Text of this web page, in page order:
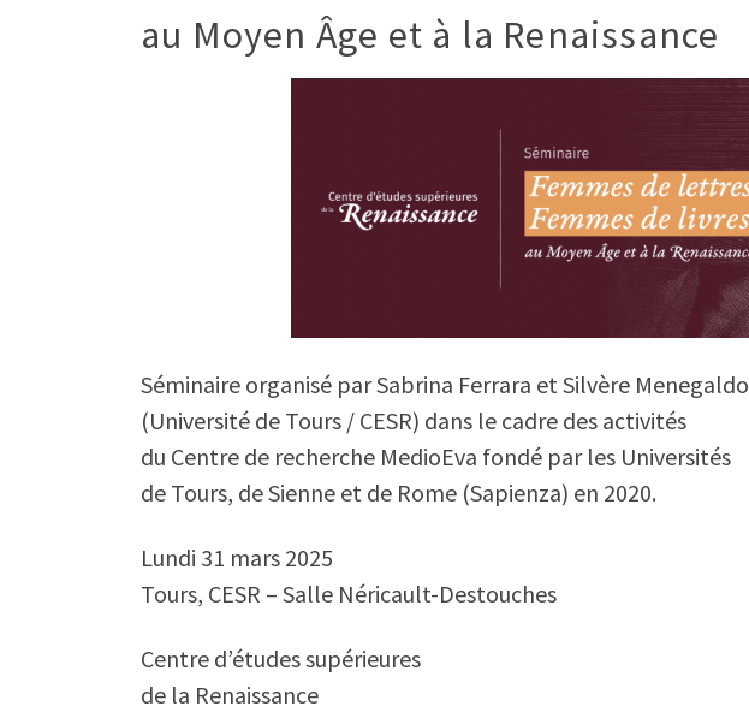
au Moyen Âge et à la Renaissance
Séminaire organisé par Sabrina Ferrara et Silvère Menegaldo
(Université de Tours / CESR) dans le cadre des activités
du Centre de recherche MedioEva fondé par les Universités
de Tours, de Sienne et de Rome (Sapienza) en 2020.
Lundi 31 mars 2025
Tours, CESR – Salle Néricault-Destouches
Centre d’études supérieures
de la Renaissance